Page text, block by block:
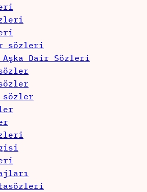
sözleri
Dair Sözleri